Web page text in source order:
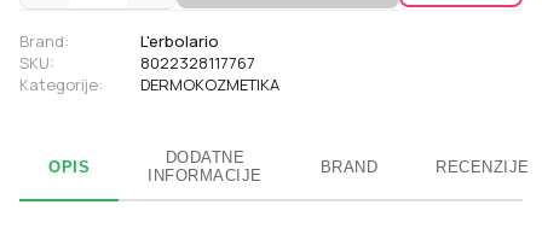
Brand:
L'erbolario
SKU:
8022328117767
Kategorije:
DERMOKOZMETIKA
OPIS
DODATNE
INFORMACIJE
BRAND RECENZIJE